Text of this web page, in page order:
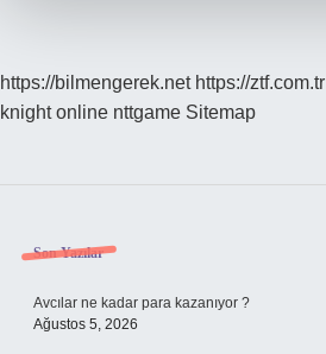
https://bilmengerek.net https://ztf.com.tr
knight online nttgame Sitemap
Sidebar
Son Yazılar
Avcılar ne kadar para kazanıyor ?
Ağustos 5, 2026